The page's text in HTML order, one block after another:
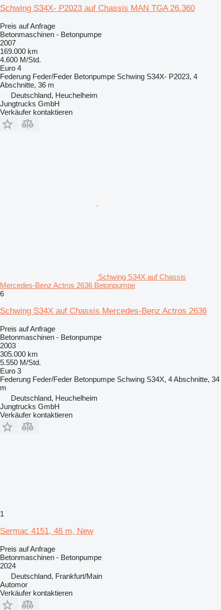
Schwing S34X- P2023 auf Chassis MAN TGA 26.360
Preis auf Anfrage
Betonmaschinen - Betonpumpe
2007
169.000 km
4.600 M/Std.
Euro 4
Federung Feder/Feder Betonpumpe Schwing S34X- P2023, 4
Abschnitte, 36 m
Deutschland, Heuchelheim
Jungtrucks GmbH
Verkäufer kontaktieren
Schwing S34X auf Chassis
Mercedes-Benz Actros 2636 Betonpumpe
6
Schwing S34X auf Chassis Mercedes-Benz Actros 2636
Preis auf Anfrage
Betonmaschinen - Betonpumpe
2003
305.000 km
5.550 M/Std.
Euro 3
Federung Feder/Feder Betonpumpe Schwing S34X, 4 Abschnitte, 34
m
Deutschland, Heuchelheim
Jungtrucks GmbH
Verkäufer kontaktieren
1
Sermac 4151, 46 m, New
Preis auf Anfrage
Betonmaschinen - Betonpumpe
2024
Deutschland, Frankfurt/Main
Automor
Verkäufer kontaktieren